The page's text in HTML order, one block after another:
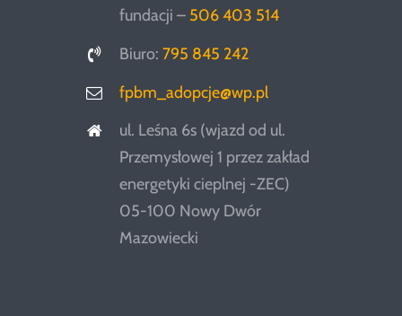
fundacji – 506 403 514
Biuro:795 845 242
fpbm_adopcje@wp.pl
ul. Leśna 6s (wjazd od ul.
Przemysłowej 1 przez zakład
energetyki cieplnej -ZEC)
05-100 Nowy Dwór
Mazowiecki